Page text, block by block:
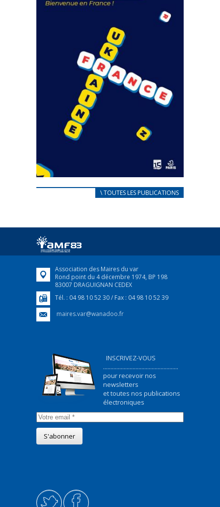
FEUILLETER
CARNET D’ACCUEIL
Afin d’accompagner au mieux les réfugiés
FEUILLETER
\ TOUTES LES PUBLICATIONS
Association des Maires du var
Rond point du 4 décembre 1974, BP 198
83007 DRAGUIGNAN CEDEX
Tél. : 04 98 10 52 30 / Fax : 04 98 10 52 39
maires.var@wanadoo.fr
INSCRIVEZ-VOUS
...................................................
pour recevoir nos
newsletters
et toutes nos publications
électroniques